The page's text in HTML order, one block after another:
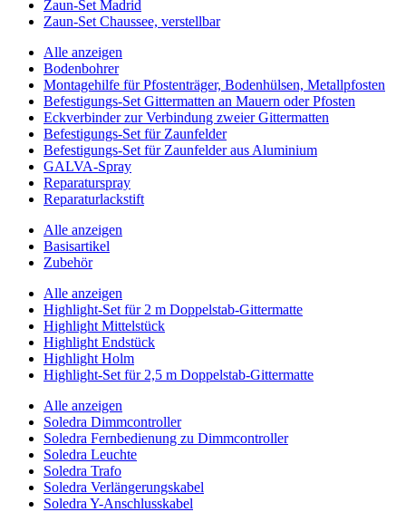
Zaun-Set Madrid
Zaun-Set Chaussee, verstellbar
Alle anzeigen
Bodenbohrer
Montagehilfe für Pfostenträger, Bodenhülsen, Metallpfosten
Befestigungs-Set Gittermatten an Mauern oder Pfosten
Eckverbinder zur Verbindung zweier Gittermatten
Befestigungs-Set für Zaunfelder
Befestigungs-Set für Zaunfelder aus Aluminium
GALVA-Spray
Reparaturspray
Reparaturlackstift
Alle anzeigen
Basisartikel
Zubehör
Alle anzeigen
Highlight-Set für 2 m Doppelstab-Gittermatte
Highlight Mittelstück
Highlight Endstück
Highlight Holm
Highlight-Set für 2,5 m Doppelstab-Gittermatte
Alle anzeigen
Soledra Dimmcontroller
Soledra Fernbedienung zu Dimmcontroller
Soledra Leuchte
Soledra Trafo
Soledra Verlängerungskabel
Soledra Y-Anschlusskabel